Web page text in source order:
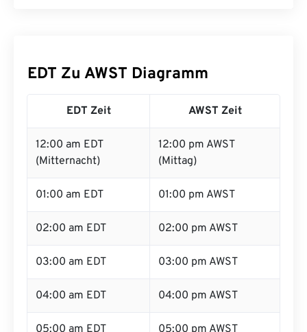
EDT Zu AWST Diagramm
EDT Zeit AWST Zeit
12:00 am EDT
(Mitternacht)
12:00 pm AWST
(Mittag)
01:00 am EDT 01:00 pm AWST
02:00 am EDT 02:00 pm AWST
03:00 am EDT 03:00 pm AWST
04:00 am EDT 04:00 pm AWST
05:00 am EDT 05:00 pm AWST